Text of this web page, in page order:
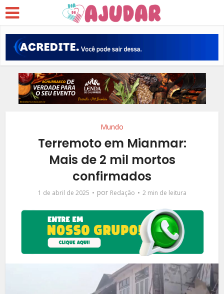
Mundo
Terremoto em Mianmar:
Mais de 2 mil mortos
confirmados
1 de abril de 2025 por Redação 2 min de leitura